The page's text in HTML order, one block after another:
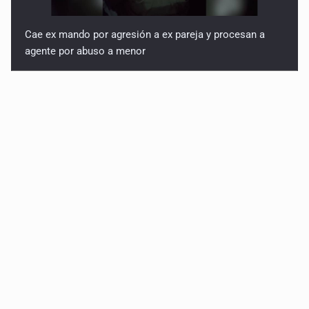
Cae ex mando por agresión a ex pareja y procesan a
agente por abuso a menor